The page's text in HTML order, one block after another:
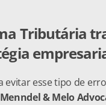
Tributária
evitar esse tipo de
Menndel & Melo